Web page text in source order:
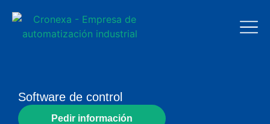
Software de control
Pedir información